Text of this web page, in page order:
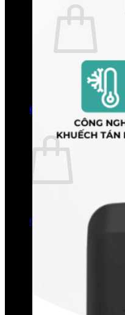
Chưa
Quay trở lại cửa hàng
0
Giỏ hàng
Chưa có
Quay trở lại cửa hàng